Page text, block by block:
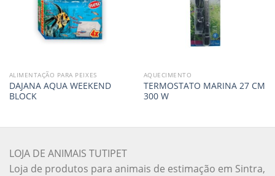
ALIMENTAÇÃO PARA PEIXES
DAJANA AQUA WEEKEND
BLOCK
AQUECIMENTO
TERMOSTATO MARINA 27 CM
300 W
LOJA DE ANIMAIS TUTIPET
Loja de produtos para animais de estimação em Sintra,